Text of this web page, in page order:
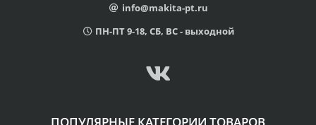
info@makita-pt.ru
ПН-ПТ 9-18, СБ, ВС - выходной